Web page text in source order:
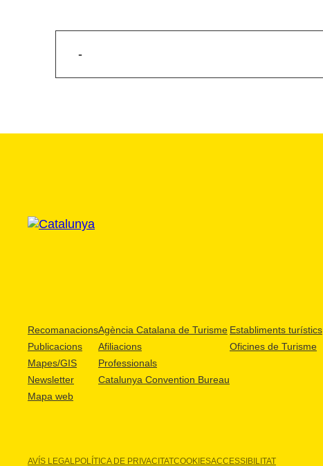
-
Recomanacions
Publicacions
Mapes/GIS
Newsletter
Mapa web
Agència Catalana de Turisme
Afiliacions
Professionals
Catalunya Convention Bureau
Establiments turístics
Oficines de Turisme
AVÍS LEGALPOLÍTICA DE PRIVACITATCOOKIESACCESSIBILITAT